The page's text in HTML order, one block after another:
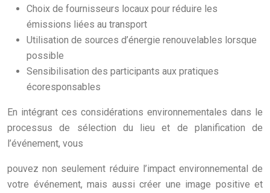
Choix de fournisseurs locaux pour réduire les
émissions liées au transport
Utilisation de sources d’énergie renouvelables lorsque
possible
Sensibilisation des participants aux pratiques
écoresponsables
En intégrant ces considérations environnementales dans le
processus de sélection du lieu et de planification de
l’événement, vous
pouvez non seulement réduire l’impact environnemental de
votre événement, mais aussi créer une image positive et